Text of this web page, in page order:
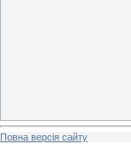
Повна версія сайту